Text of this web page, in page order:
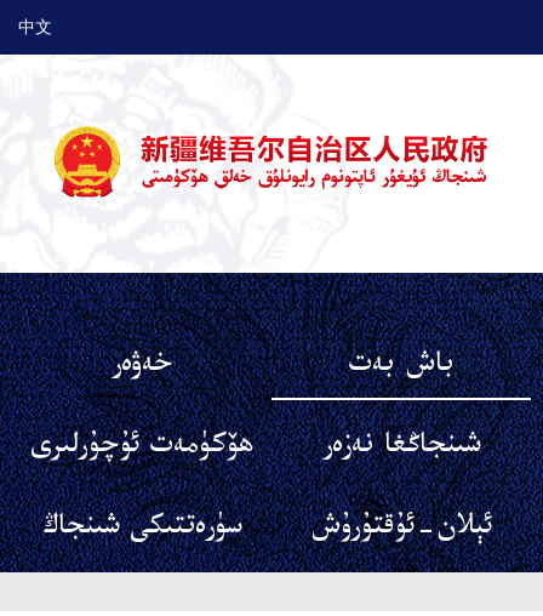
中文
باش بەت
خەۋەر
شىنجاڭغا نەزەر
ھۆكۈمەت ئۇچۇرلىرى
ئېلان-ئۇقتۇرۇش
سۈرەتتىكى شىنجاڭ